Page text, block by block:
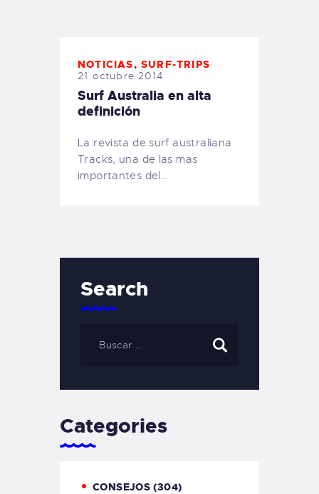
NOTICIAS,SURF-TRIPS
21 octubre 2014
Surf Australia en alta
definición
La revista de surf australiana
Tracks, una de las mas
importantes del…
Search
Categories
CONSEJOS (304)